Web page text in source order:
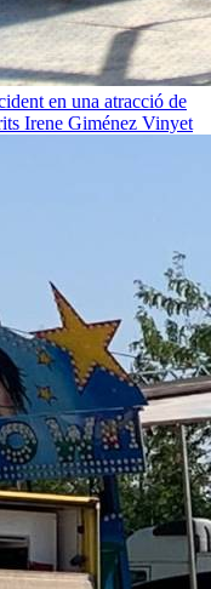
en una atracció de
Irene Giménez Vinyet